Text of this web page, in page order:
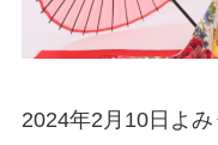
2024年2月10日よ